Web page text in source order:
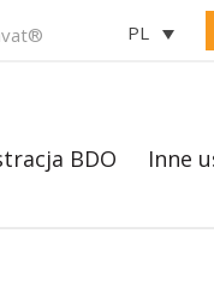
PL
BDO Inne